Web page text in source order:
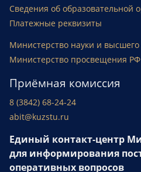
Сведения об образовательной
Платежные реквизиты
Министерство науки и
Министерство просвещения РФ
Приёмная комиссия
8 (3842) 68-24-24
abit@kuzstu.ru
Единый контакт-центр
для информирования
оперативных вопросов